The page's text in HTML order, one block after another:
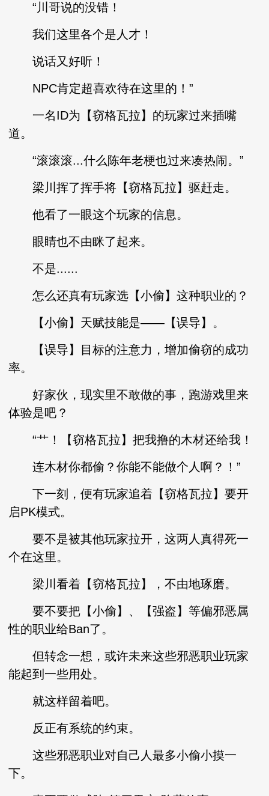
“川哥说的没错！
我们这里各个是人才！
说话又好听！
NPC肯定超喜欢待在这里的！”
一名ID为【窃格瓦拉】的玩家过来插嘴
道。
“滚滚滚...什么陈年老梗也过来凑热闹。”
梁川挥了挥手将【窃格瓦拉】驱赶走。
他看了一眼这个玩家的信息。
眼睛也不由眯了起来。
不是......
怎么还真有玩家选【小偷】这种职业的？
【小偷】天赋技能是——【误导】。
【误导】目标的注意力，增加偷窃的成功
率。
好家伙，现实里不敢做的事，跑游戏里来
体验是吧？
“艹！【窃格瓦拉】把我撸的木材还给我！
连木材你都偷？你能不能做个人啊？！”
下一刻，便有玩家追着【窃格瓦拉】要开
启PK模式。
要不是被其他玩家拉开，这两人真得死一
个在这里。
梁川看着【窃格瓦拉】，不由地琢磨。
要不要把【小偷】、【强盗】等偏邪恶属
性的职业给Ban了。
但转念一想，或许未来这些邪恶职业玩家
能起到一些用处。
就这样留着吧。
反正有系统的约束。
这些邪恶职业对自己人最多小偷小摸一
下。